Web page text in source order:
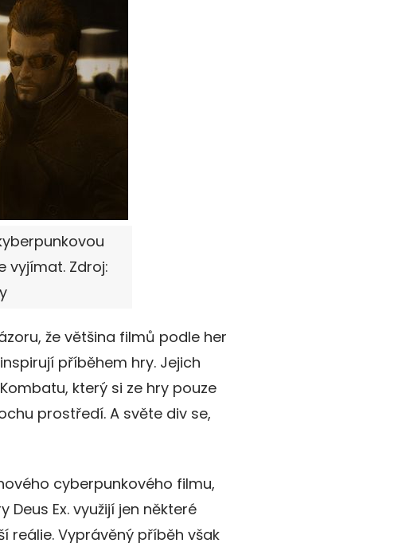
vyjímat. Zdroj:
že většina filmů podle her
příběhem hry. Jejich
který si ze hry pouze
prostředí. A světe div se,
cyberpunkového filmu,
Ex. využijí jen některé
reálie. Vyprávěný příběh však